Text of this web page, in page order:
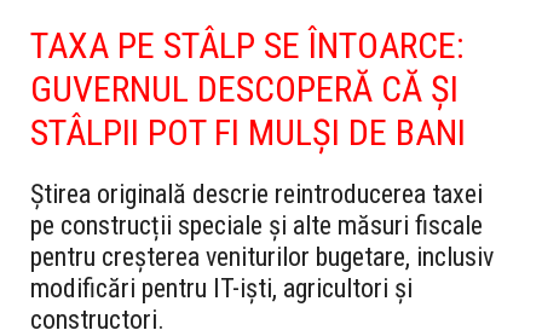
TAXA PE STÂLP SE ÎNTOARCE:
GUVERNUL DESCOPERĂ CĂ ȘI
STÂLPII POT FI MULȘI DE BANI
Știrea originală descrie reintroducerea taxei
pe construcții speciale și alte măsuri fiscale
pentru creșterea veniturilor bugetare, inclusiv
modificări pentru IT-iști, agricultori și
constructori.